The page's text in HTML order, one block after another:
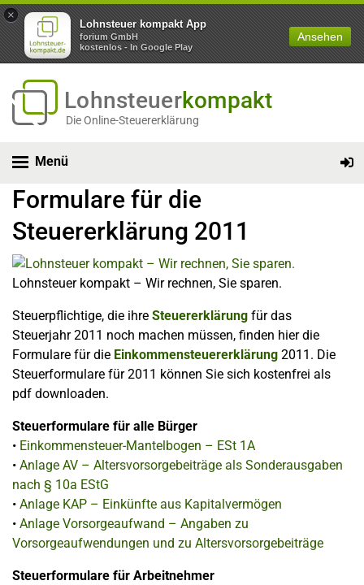
×
Lohnsteuer kompakt App
forium GmbH
kostenlos - In Google Play
Ansehen
Lohnsteuerkompakt
Die Online-Steuererklärung
Menü
Formulare für die
Steuererklärung 2011
Lohnsteuer kompakt – Wir rechnen, Sie sparen.
Steuerpflichtige, die ihre Steuererklärung für das
Steuerjahr 2011 noch machen müssen, finden hier die
Formulare für die Einkommensteuererklärung 2011. Die
Steuerformulare für 2011 können Sie sich kostenfrei als
pdf downloaden.
Steuerformulare für alle Bürger
• Einkommensteuer-Mantelbogen – ESt 1A
• Anlage AV – Altersvorsorgebeiträge als Sonderausgaben
nach § 10a EStG
• Anlage KAP – Einkünfte aus Kapitalvermögen
• Anlage Vorsorgeaufwand – Angaben zu
Vorsorgeaufwendungen und zu Altersvorsorgebeiträge
Steuerformulare für Arbeitnehmer